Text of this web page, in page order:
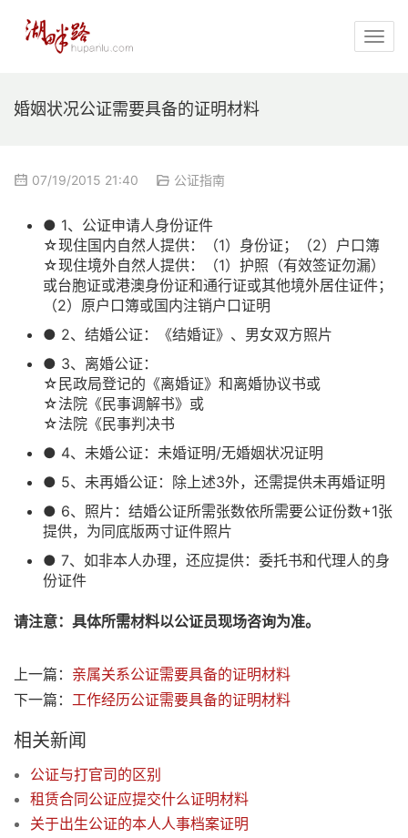
婚姻状况公证需要具备的证明材料
07/19/2015 21:40 公证指南
● 1、公证申请人身份证件
☆现住国内自然人提供：（1）身份证；（2）户口簿
☆现住境外自然人提供：（1）护照（有效签证勿漏）
或台胞证或港澳身份证和通行证或其他境外居住证件；
（2）原户口簿或国内注销户口证明
● 2、结婚公证：《结婚证》、男女双方照片
● 3、离婚公证：
☆民政局登记的《离婚证》和离婚协议书或
☆法院《民事调解书》或
☆法院《民事判决书
● 4、未婚公证：未婚证明/无婚姻状况证明
● 5、未再婚公证：除上述3外，还需提供未再婚证明
● 6、照片：结婚公证所需张数依所需要公证份数+1张
提供，为同底版两寸证件照片
● 7、如非本人办理，还应提供：委托书和代理人的身
份证件
请注意：具体所需材料以公证员现场咨询为准。
上一篇： 亲属关系公证需要具备的证明材料
下一篇： 工作经历公证需要具备的证明材料
相关新闻
公证与打官司的区别
租赁合同公证应提交什么证明材料
关于出生公证的本人人事档案证明